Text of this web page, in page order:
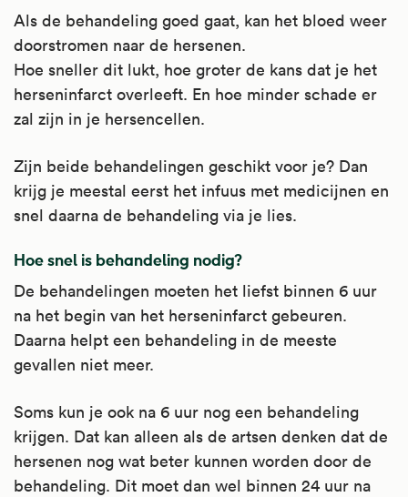
Als de behandeling goed gaat, kan het bloed weer
doorstromen naar de hersenen.
Hoe sneller dit lukt, hoe groter de kans dat je het
herseninfarct overleeft. En hoe minder schade er
zal zijn in je hersencellen.
Zijn beide behandelingen geschikt voor je? Dan
krijg je meestal eerst het infuus met medicijnen en
snel daarna de behandeling via je lies.
Hoe snel is behandeling nodig?
De behandelingen moeten het liefst binnen 6 uur
na het begin van het herseninfarct gebeuren.
Daarna helpt een behandeling in de meeste
gevallen niet meer.
Soms kun je ook na 6 uur nog een behandeling
krijgen. Dat kan alleen als de artsen denken dat de
hersenen nog wat beter kunnen worden door de
behandeling. Dit moet dan wel binnen 24 uur na